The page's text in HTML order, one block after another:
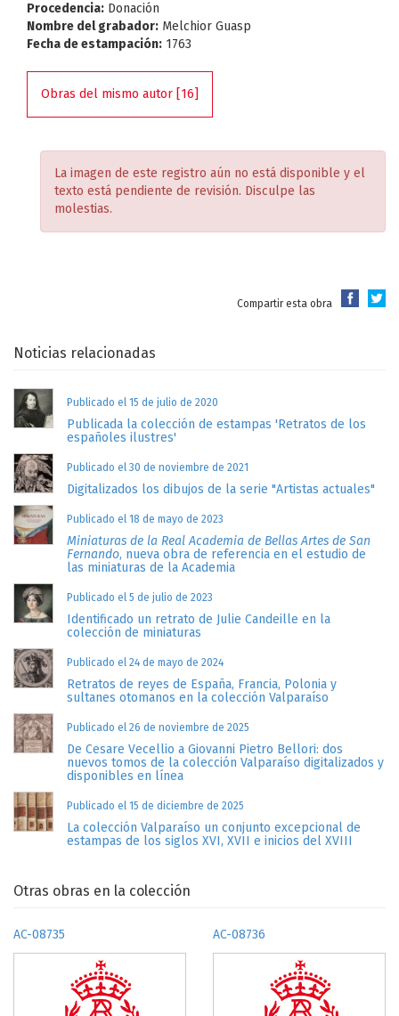
Procedencia: Donación
Nombre del grabador: Melchior Guasp
Fecha de estampación: 1763
Obras del mismo autor [16]
La imagen de este registro aún no está disponible y el
texto está pendiente de revisión. Disculpe las
molestias.
Compartir esta obra
Noticias relacionadas
Publicado el 15 de julio de 2020
Publicada la colección de estampas 'Retratos de los
españoles ilustres'
Publicado el 30 de noviembre de 2021
Digitalizados los dibujos de la serie "Artistas actuales"
Publicado el 18 de mayo de 2023
Miniaturas de la Real Academia de Bellas Artes de San
Fernando, nueva obra de referencia en el estudio de
las miniaturas de la Academia
Publicado el 5 de julio de 2023
Identificado un retrato de Julie Candeille en la
colección de miniaturas
Publicado el 24 de mayo de 2024
Retratos de reyes de España, Francia, Polonia y
sultanes otomanos en la colección Valparaíso
Publicado el 26 de noviembre de 2025
De Cesare Vecellio a Giovanni Pietro Bellori: dos
nuevos tomos de la colección Valparaíso digitalizados y
disponibles en línea
Publicado el 15 de diciembre de 2025
La colección Valparaíso un conjunto excepcional de
estampas de los siglos XVI, XVII e inicios del XVIII
Otras obras en la colección
AC-08735 AC-08736